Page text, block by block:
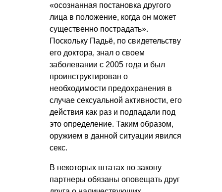
«осознанная постановка другого
лица в положение, когда он может
существенно пострадать».
Поскольку Падьё, по свидетельству
его доктора, знал о своем
заболевании с 2005 года и был
проинструктирован о
необходимости предохранения в
случае сексуальной активности, его
действия как раз и подпадали под
это определение. Таким образом,
оружием в данной ситуации явился
секс.
В некоторых штатах по закону
партнеры обязаны оповещать друг